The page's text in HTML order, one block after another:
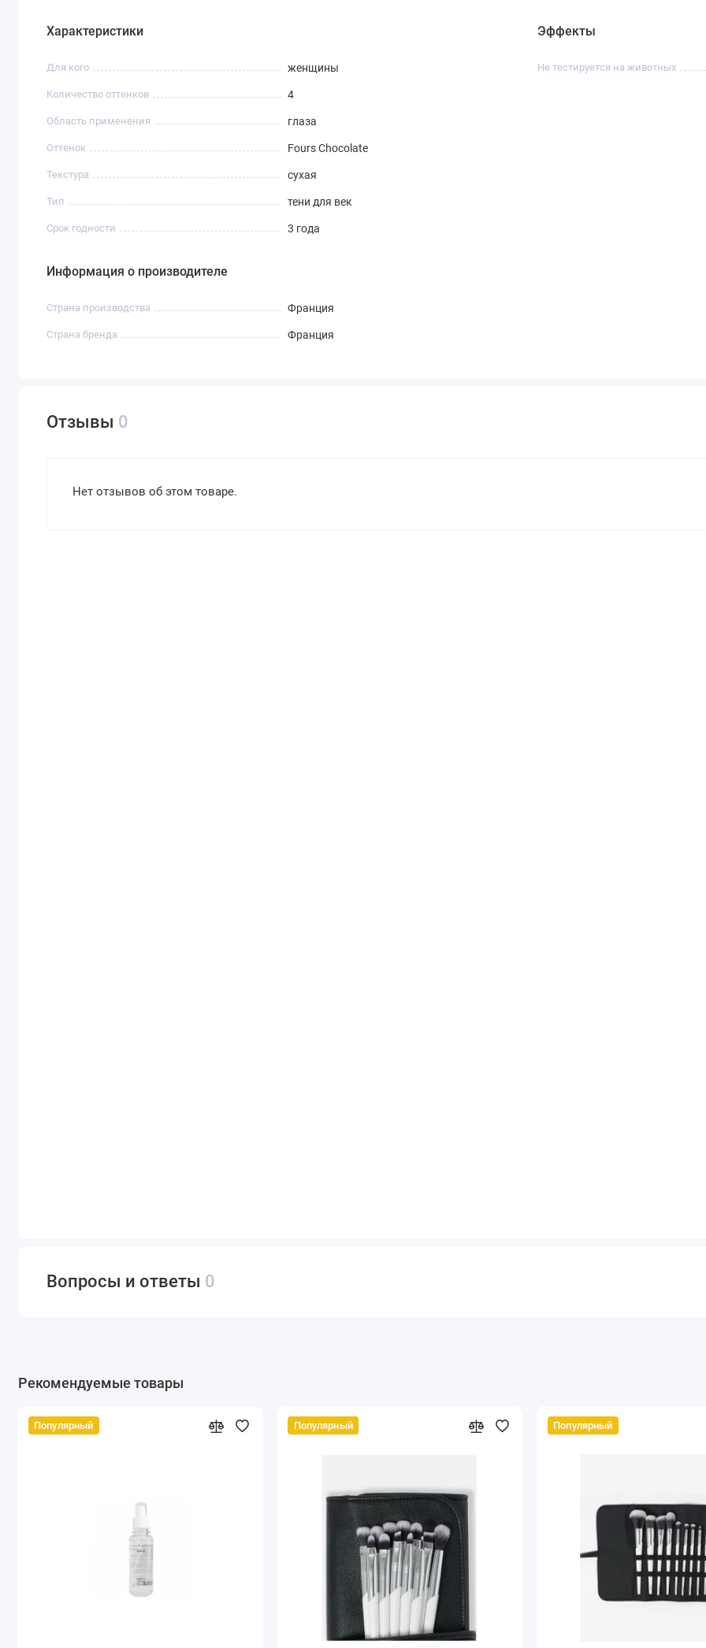
Характеристики
Для кого женщины
Количество оттенков 4
Область применения глаза
Оттенок Fours Chocolate
Текстура сухая
Тип тени для век
Срок годности 3 года
Эффекты
Не тестируется на животных
Информация о производителе
Страна производства Франция
Страна бренда Франция
Отзывы 0
Нет отзывов об этом товаре.
Вопросы и ответы 0
Рекомендуемые товары
Популярный Популярный Популярный